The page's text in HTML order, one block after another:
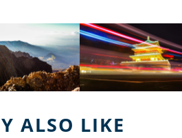
ALSO LIKE